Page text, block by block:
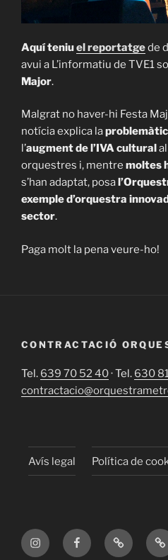
Aquí teniuel reportatgede
avui a L’informatiu de TVE1
Major.
Malgrat no haver-hi Festa
notícia explica la
l’augment de l’IVA cultural
orquestres i, mentre moltes
s’han adaptat, posa
exemple d’orquestra
sector.
Paga molt la pena veure-ho!
CONTRACTACIÓ
Tel. 639 70 52 40· Tel. 630
Avís legal Política de
InstagramFacebook
X